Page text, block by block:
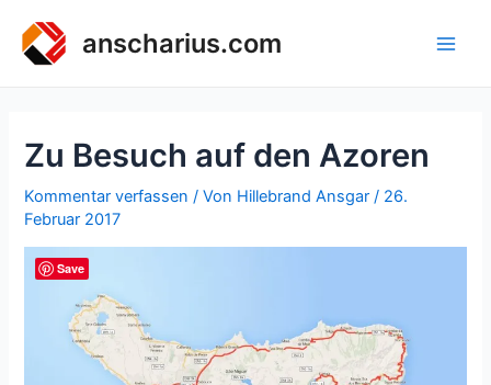
Inhalt
springen
anscharius.com
Zu Besuch auf den Azoren
Kommentar verfassen / Von Hillebrand Ansgar / 26.
Februar 2017
Save